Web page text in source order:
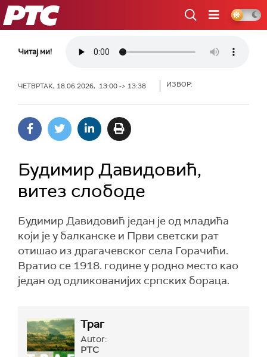
РТС
Читај ми!
ЧЕТВРТАК, 18.06.2026, 13:00 -> 13:38 ИЗВОР:
Будимир Давидовић,
витез слободе
Будимир Давидовић један је од младића
који је у балканске и Први светски рат
отишао из драгачевског села Горачићи.
Вратио се 1918. године у родно место као
један од одликованијих српских бораца.
Траг
Autor:
РТС